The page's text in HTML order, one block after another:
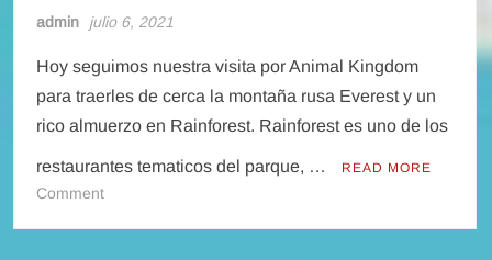
admin julio 6, 2021
Hoy seguimos nuestra visita por Animal Kingdom
para traerles de cerca la montaña rusa Everest y un
rico almuerzo en Rainforest. Rainforest es uno de los
restaurantes tematicos del parque, … READ MORE
Commenton